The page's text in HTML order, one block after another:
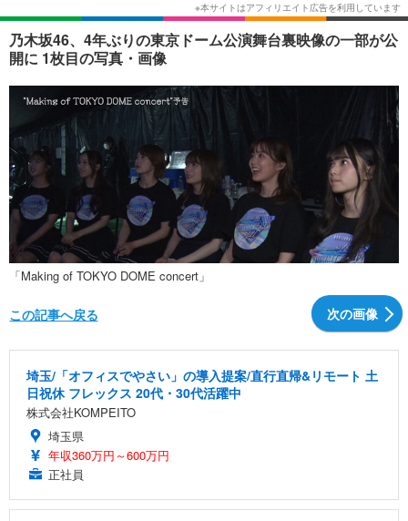
韓国・芸能
音楽 スポーツ
ショッピング
ライフTOP グルメ
ペット ショッピング
その他
リリース一覧
プッシュ通知の停止方法
乃木坂46、4年ぶりの東京ドーム公演舞台裏映像の一部が公
開に 1枚目の写真・画像
「Making of TOKYO DOME concert」
次の画像
この記事へ戻る
埼玉/「オフィスでやさい」の導入提案/直行直帰&リモート 土
日祝休 フレックス 20代・30代活躍中
株式会社KOMPEITO
埼玉県
年収360万円～600万円
正社員